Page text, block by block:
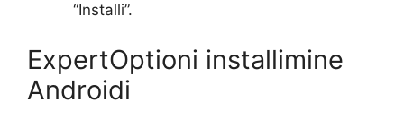
“Installi”.
ExpertOptioni installimine
Androidi